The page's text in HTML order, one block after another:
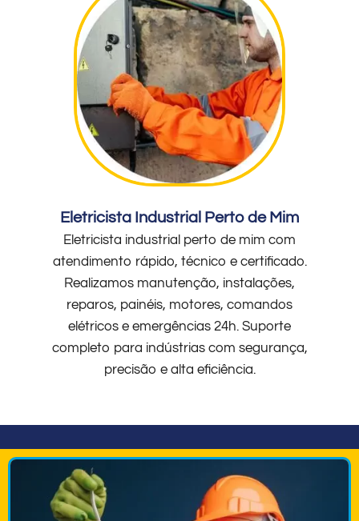
Eletricista Industrial Perto de Mim
Eletricista industrial perto de mim com
atendimento rápido, técnico e certificado.
Realizamos manutenção, instalações,
reparos, painéis, motores, comandos
elétricos e emergências 24h. Suporte
completo para indústrias com segurança,
precisão e alta eficiência.